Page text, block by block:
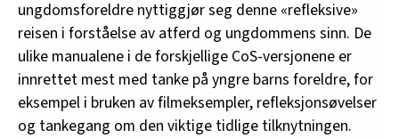
ungdomsforeldre nyttiggjør seg denne «refleksive»
reisen i forståelse av atferd og ungdommens sinn. De
ulike manualene i de forskjellige CoS-versjonene er
innrettet mest med tanke på yngre barns foreldre, for
eksempel i bruken av filmeksempler, refleksjonsøvelser
og tankegang om den viktige tidlige tilknytningen.